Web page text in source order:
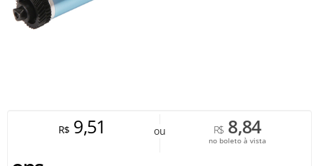
R$9,51 ou R$ 8,84
no boleto à vista